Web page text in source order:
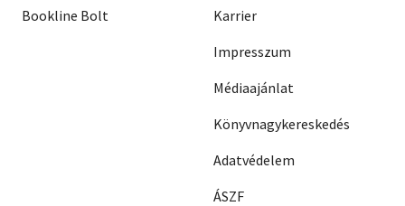
Bookline Bolt
Karrier
Impresszum
Médiaajánlat
Könyvnagykereskedés
Adatvédelem
ÁSZF